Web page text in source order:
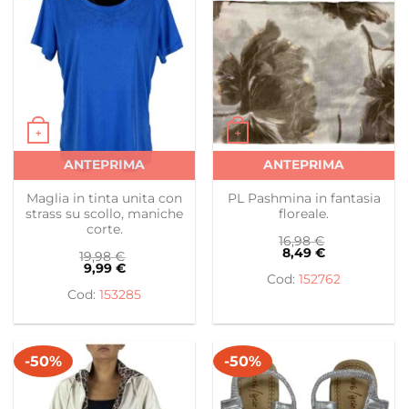
+
Questo prodotto ha più varianti. Le opzioni possono
ANTEPRIMA
Maglia in tinta unita con
strass su scollo, maniche
corte.
19,98€
9,99 €
153285
+
Questo prodotto ha più
ANTEPRIMA
PL Pashmina in fantasia
floreale.
16,98€
8,49 €
152762
-50% -50%